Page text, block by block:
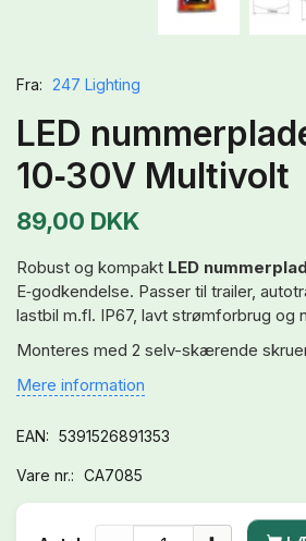
Fra: 247 Lighting
LED
10‑30V Multivolt
89,00 DKK
Robust og kompakt LED
E‑godkendelse. Passer til trailer,
lastbil m.fl. IP67, lavt strømforbrug og
Monteres med 2 selv-skærende
Mere information
EAN: 5391526891353
Vare nr.: CA7085